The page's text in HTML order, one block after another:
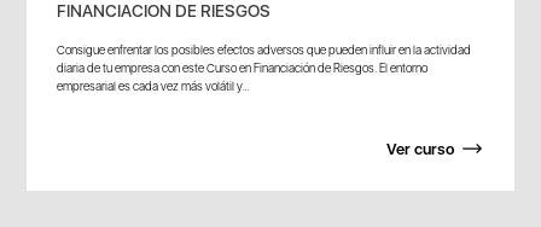
FINANCIACION DE RIESGOS
Consigue enfrentar los posibles efectos adversos que pueden influir en la actividad
diaria de tu empresa con este Curso en Financiación de Riesgos. El entorno
empresarial es cada vez más volátil y...
Ver curso